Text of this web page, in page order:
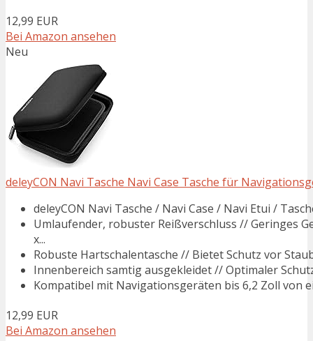
12,99 EUR
Bei Amazon ansehen
Neu
deleyCON Navi Tasche Navi Case Tasche für
deleyCON Navi Tasche / Navi Case / Navi Etui /
Umlaufender, robuster Reißverschluss // Geringes
x...
Robuste Hartschalentasche // Bietet Schutz vor
Innenbereich samtig ausgekleidet // Optimaler
Kompatibel mit Navigationsgeräten bis 6,2 Zoll von
12,99 EUR
Bei Amazon ansehen